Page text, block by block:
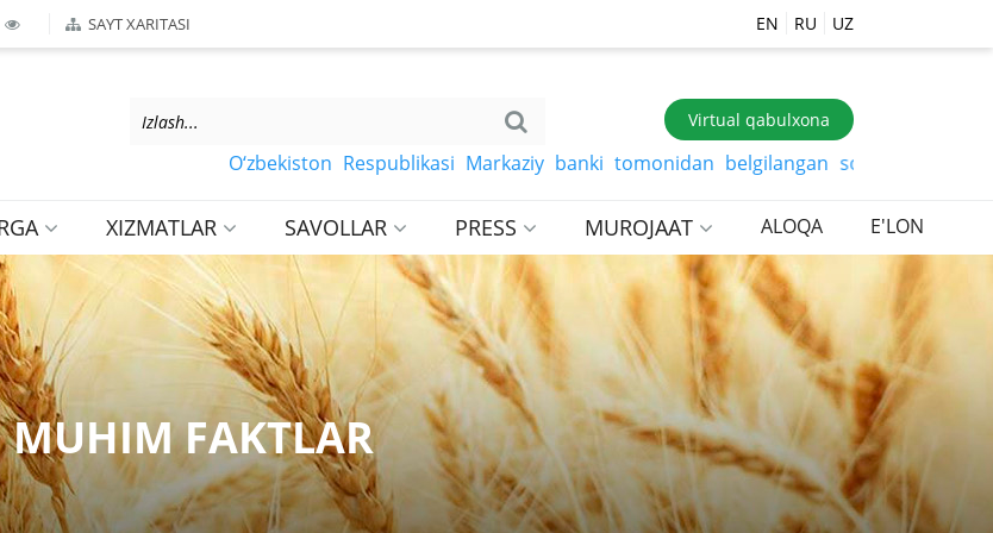
SAYT XARITASI EN RU UZ
Virtual qabulxona
O‘zbekiston Respublikasi Markaziy banki tomonidan belgilangan so‘mga xorijiy
XIZMATLAR SAVOLLAR PRESS MUROJAAT ALOQA E'LON
MUHIM FAKTLAR